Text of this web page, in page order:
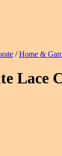
/ Home &
Lace